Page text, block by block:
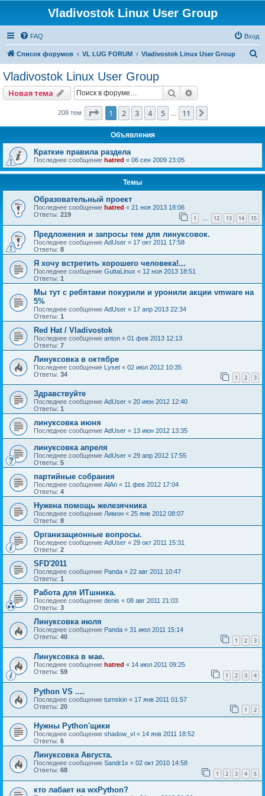
Vladivostok Linux User Group
FAQ Вход
Список форумов VL LUG FORUM Vladivostok Linux User Group
Vladivostok Linux User Group
Новая тема Поиск
208 тем Страница из 11
1 2 3 4 5 11
Объявления
Краткие правила раздела
Последнее сообщение hatred « 06 сен 2009 23:05
Темы
Образовательный проект
Последнее сообщение hatred « 21 ноя 2013 18:06
Ответы: 219 1 … 12 13 14 15
Предложения и запросы тем для линуксовок.
Последнее сообщение AdUser « 17 окт 2011 17:58
Ответы: 8
Я хочу встретить хорошего человека!...
Последнее сообщение GuttaLinux « 12 ноя 2013 18:51
Ответы: 1
Мы тут с ребятами покурили и уронили акции vmware на
5%
Последнее сообщение AdUser « 17 апр 2013 22:34
Ответы: 1
Red Hat / Vladivostok
Последнее сообщение anton « 01 фев 2013 12:13
Ответы: 7
Линуксовка в октябре
Последнее сообщение Lyset « 02 июл 2012 10:35
Ответы: 34 1 2 3
Здравствуйте
Последнее сообщение AdUser « 20 июн 2012 12:40
Ответы: 1
линуксовка июня
Последнее сообщение AdUser « 13 июн 2012 13:35
линуксовка апреля
Последнее сообщение AdUser « 29 апр 2012 17:55
Ответы: 5
партийные собрания
Последнее сообщение AlAn « 11 фев 2012 17:04
Ответы: 4
Нужена помощь железячника
Последнее сообщение Лимон « 25 янв 2012 08:07
Ответы: 8
Организационные вопросы.
Последнее сообщение AdUser « 29 окт 2011 15:31
Ответы: 2
SFD'2011
Последнее сообщение Panda « 22 авг 2011 10:47
Ответы: 1
Работа для ИТшника.
Последнее сообщение denis « 08 авг 2011 21:03
Ответы: 3
Линуксовка июля
Последнее сообщение Panda « 31 июл 2011 15:14
Ответы: 40 1 2 3
Линуксовка в мае.
Последнее сообщение hatred « 14 июл 2011 09:25
Ответы: 59 1 2 3 4
Python VS ....
Последнее сообщение turnskin « 17 янв 2011 01:57
Ответы: 20 1 2
Нужны Python'щики
Последнее сообщение shadow_vl « 14 янв 2011 18:52
Ответы: 6
Линуксовка Августа.
Последнее сообщение Sandr1x « 02 окт 2010 14:58
Ответы: 68 1 2 3 4 5
кто лабает на wxPython?